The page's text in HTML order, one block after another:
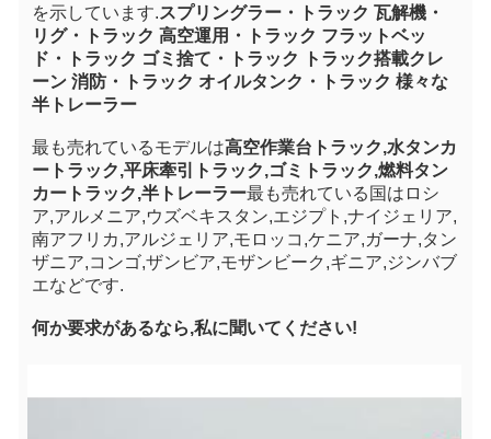
を示しています.スプリングラー・トラック 瓦解機・
リグ・トラック 高空運用・トラック フラットベッ
ド・トラック ゴミ捨て・トラック トラック搭載クレ
ーン 消防・トラック オイルタンク・トラック 様々な
半トレーラー
最も売れているモデルは高空作業台トラック,水タンカ
ートラック,平床牽引トラック,ゴミトラック,燃料タン
カートラック,半トレーラー最も売れている国はロシ
ア,アルメニア,ウズベキスタン,エジプト,ナイジェリア,
南アフリカ,アルジェリア,モロッコ,ケニア,ガーナ,タン
ザニア,コンゴ,ザンビア,モザンビーク,ギニア,ジンバブ
エなどです.
何か要求があるなら,私に聞いてください!